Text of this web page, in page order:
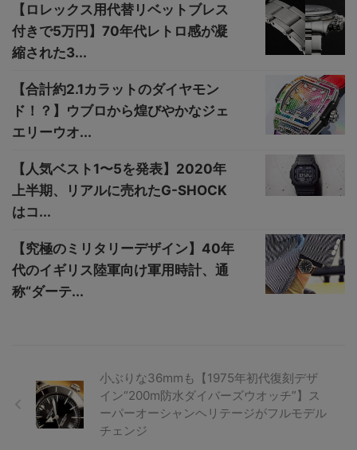
【ロレックス用代替リベットブレス
付きで5万円】70年代レトロ感が凝
縮された3...
【合計約2.1カラットのダイヤモン
ド！？】ウブロから煌びやかなジェ
エリーウオ...
【人気ベスト1〜5を発表】2020年
上半期、リアルに売れたG-SHOCK
はコ...
【究極のミリタリーデザイン】40年
代のイギリス陸軍向け軍用時計、通
称“ダーテ...
小ぶりな36mmも【1975年初代復刻デザ
イン“200m防水ダイバーズウオッチ”】ス
ーパーオーシャンヘリテージがフルモデル
チェンジ